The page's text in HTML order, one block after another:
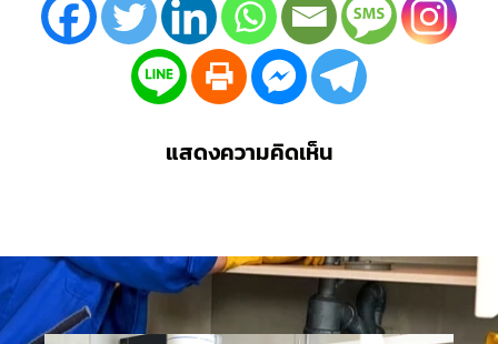
แสดงความคิดเห็น